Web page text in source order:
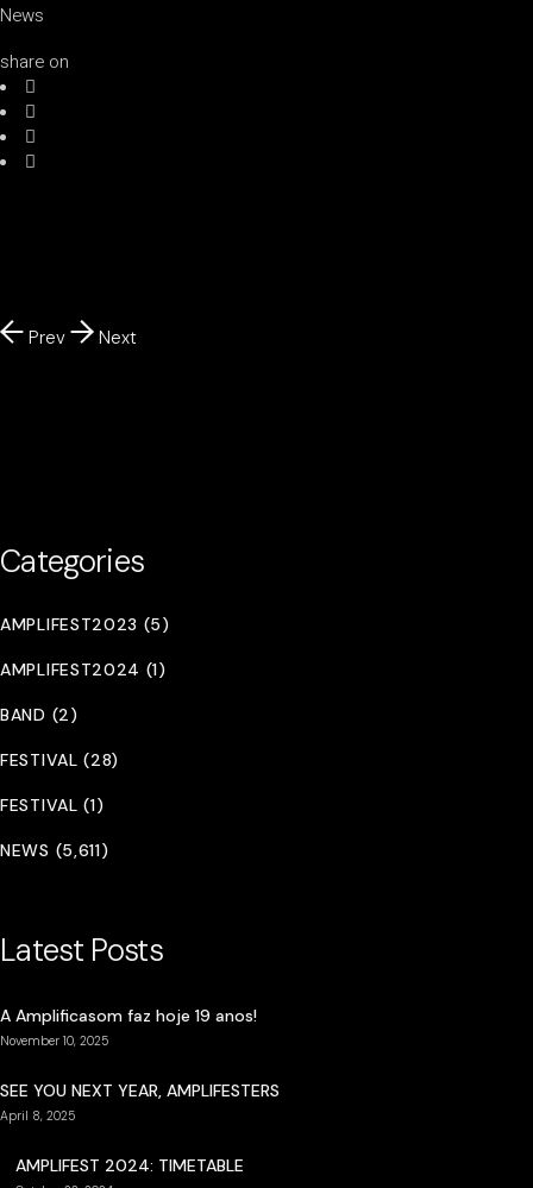
News
share on
Prev Next
Categories
AMPLIFEST2023 (5)
AMPLIFEST2024 (1)
BAND (2)
FESTIVAL (28)
FESTIVAL (1)
NEWS (5,611)
Latest Posts
A Amplificasom faz hoje 19 anos!
November 10, 2025
SEE YOU NEXT YEAR, AMPLIFESTERS
April 8, 2025
AMPLIFEST 2024: TIMETABLE